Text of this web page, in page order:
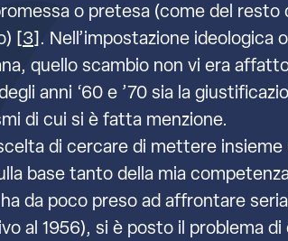
o pretesa (come del
[3]. Nell’impostazione ideologica
quello scambio non vi era
anni ‘60 e ’70 sia la
di cui si è fatta menzione.
di cercare di mettere insieme
base tanto della mia
da poco preso ad affrontare
al 1956), si è posto il problema